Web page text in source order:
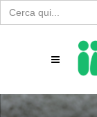
Search
for: